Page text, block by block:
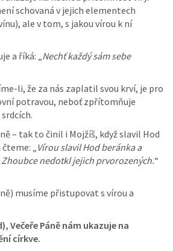
schovaná v jejich elementech
ale v tom, s jakou vírou k ní
a říká: „Nechť každý sám sebe
li, že za nás zaplatil svou krví, je pro
potravou, neboť zpřítomňuje
– tak to činil i Mojžíš, když slavil Hod
„Vírou slavil Hod beránka a
nedotkl jejich prvorozených.“
musíme přistupovat s vírou a
Večeře Páně nám ukazuje na
církve.